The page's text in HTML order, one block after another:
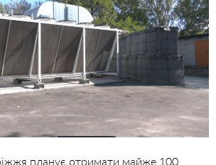
планує отримати майже 100